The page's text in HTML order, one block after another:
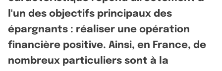
l'un des objectifs principaux des
épargnants : réaliser une opération
financière positive. Ainsi, en France, de
nombreux particuliers sont à la